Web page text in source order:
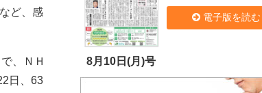
ど、感
、ＮＨ
日、63
8月10日(月)号
電子版を読む